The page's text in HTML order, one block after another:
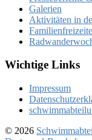
Galerien
Aktivitäten in
Wichtige Links
Impressum
© 2026